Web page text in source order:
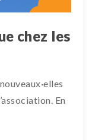
chez les
En